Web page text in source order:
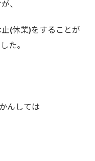
、
(休業)をすることが
た。
んしては